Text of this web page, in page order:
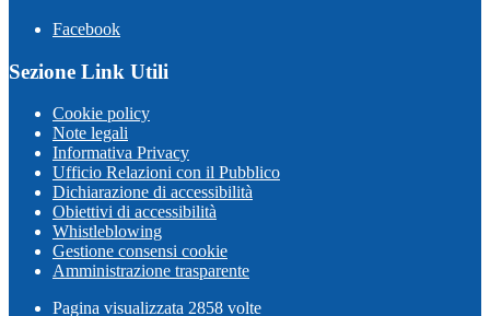
Facebook
Sezione Link Utili
Cookie policy
Note legali
Informativa Privacy
Ufficio Relazioni con il Pubblico
Dichiarazione di accessibilità
Obiettivi di accessibilità
Whistleblowing
Gestione consensi cookie
Amministrazione trasparente
Pagina visualizzata 2858 volte